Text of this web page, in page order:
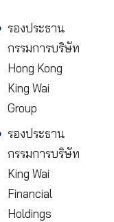
กรรมการ
ไอ
กรรมการบ
Hong Kong